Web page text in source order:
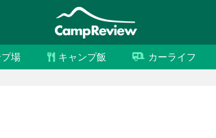
場 キャンプ飯 カーライフ